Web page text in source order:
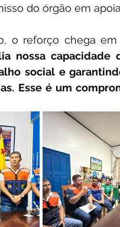
do órgão em
o reforço chega
nossa capacidade
social e
Esse é um